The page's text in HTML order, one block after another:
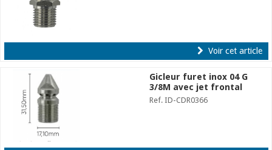
Voir cet article
Gicleur furet inox 04 G
3/8M avec jet frontal
Ref. ID-CDR0366